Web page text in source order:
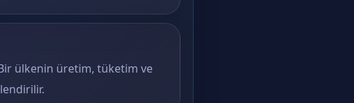
ülkenin üretim, tüketim ve